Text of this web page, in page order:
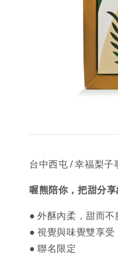
台中西屯/幸福梨子
喔熊陪你，把甜分
● 外酥內柔，甜而不
● 視覺與味覺雙享受
● 聯名限定